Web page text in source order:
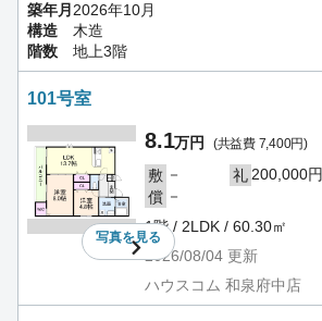
築年月 2026年10月
構造
木造
階数
地上3階
101号室
写真を見る
8.1万円 (共益費 7,400円)
敷 － 礼200,000円
償 －
1階 / 2LDK / 60.30㎡
2026/08/04 更新
ハウスコム 和泉府中店